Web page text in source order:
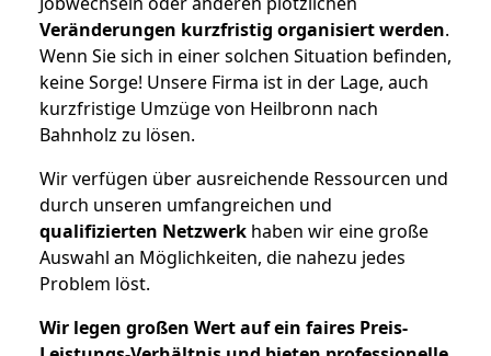
Veränderungen kurzfristig organisiert werden.
Wenn Sie sich in einer solchen Situation befinden,
keine Sorge! Unsere Firma ist in der Lage, auch
kurzfristige Umzüge von Heilbronn nach
Bahnholz zu lösen.
Wir verfügen über ausreichende Ressourcen und
durch unseren umfangreichen und
qualifizierten Netzwerk haben wir eine große
Auswahl an Möglichkeiten, die nahezu jedes
Problem löst.
Wir legen großen Wert auf ein faires Preis-